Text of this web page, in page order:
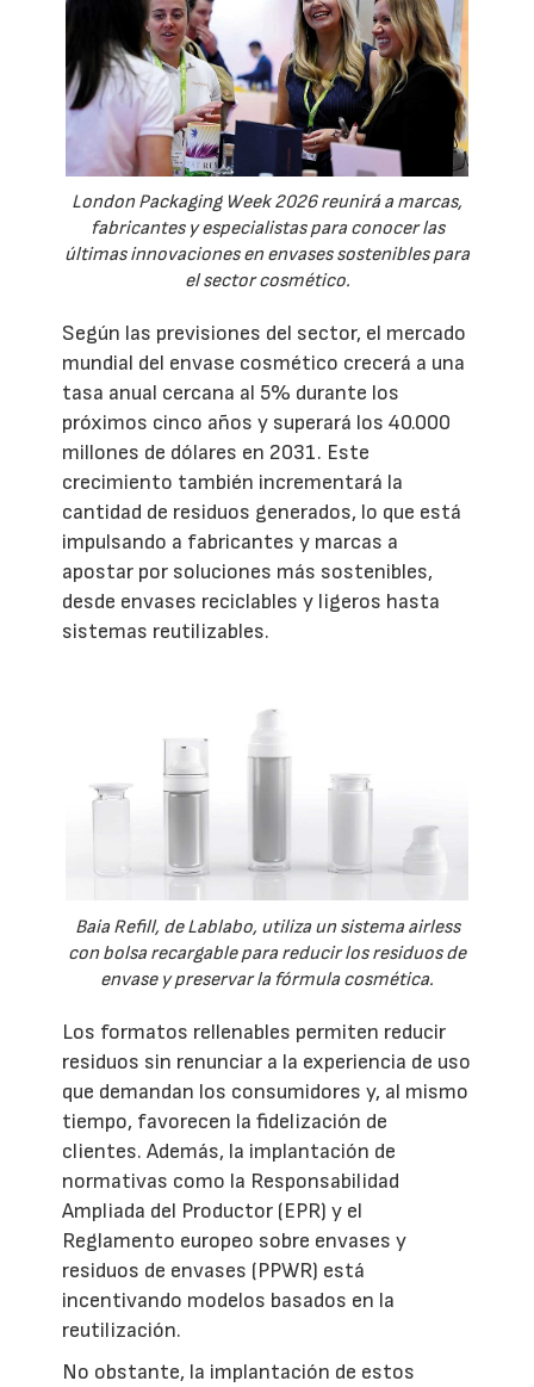
London Packaging Week 2026 reunirá a marcas,
fabricantes y especialistas para conocer las
últimas innovaciones en envases sostenibles para
el sector cosmético.
Según las previsiones del sector, el mercado
mundial del envase cosmético crecerá a una
tasa anual cercana al 5% durante los
próximos cinco años y superará los 40.000
millones de dólares en 2031. Este
crecimiento también incrementará la
cantidad de residuos generados, lo que está
impulsando a fabricantes y marcas a
apostar por soluciones más sostenibles,
desde envases reciclables y ligeros hasta
sistemas reutilizables.
Baia Refill, de Lablabo, utiliza un sistema airless
con bolsa recargable para reducir los residuos de
envase y preservar la fórmula cosmética.
Los formatos rellenables permiten reducir
residuos sin renunciar a la experiencia de uso
que demandan los consumidores y, al mismo
tiempo, favorecen la fidelización de
clientes. Además, la implantación de
normativas como la Responsabilidad
Ampliada del Productor (EPR) y el
Reglamento europeo sobre envases y
residuos de envases (PPWR) está
incentivando modelos basados en la
reutilización.
No obstante, la implantación de estos